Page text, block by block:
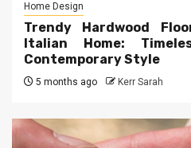
Home Design
Trendy Hardwood
Italian Home:
Contemporary Style
5 months ago Kerr Sarah